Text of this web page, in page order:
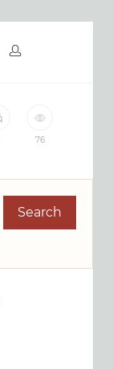
76
Search